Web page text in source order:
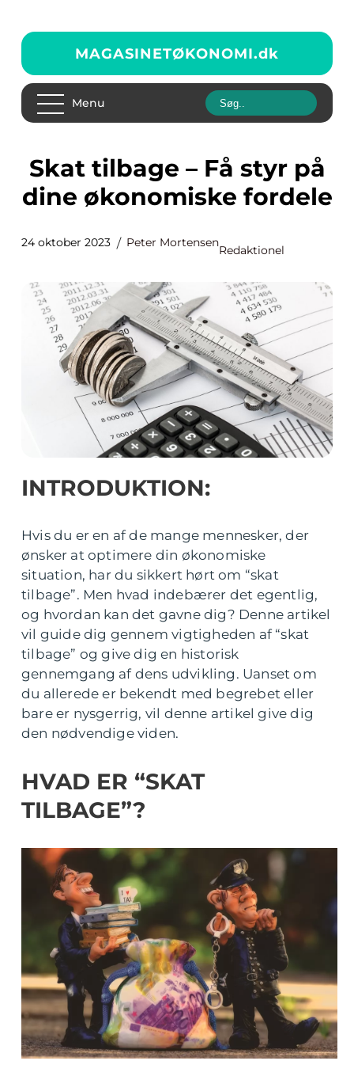
MAGASINETØKONOMI.dk
Menu
Skat tilbage – Få styr på
dine økonomiske fordele
24 oktober 2023 Peter Mortensen
Redaktionel
INTRODUKTION:
Hvis du er en af de mange mennesker, der
ønsker at optimere din økonomiske
situation, har du sikkert hørt om “skat
tilbage”. Men hvad indebærer det egentlig,
og hvordan kan det gavne dig? Denne artikel
vil guide dig gennem vigtigheden af “skat
tilbage” og give dig en historisk
gennemgang af dens udvikling. Uanset om
du allerede er bekendt med begrebet eller
bare er nysgerrig, vil denne artikel give dig
den nødvendige viden.
HVAD ER “SKAT
TILBAGE”?